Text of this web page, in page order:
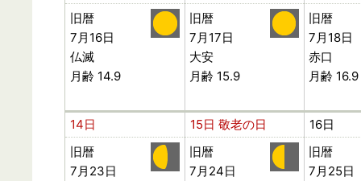
旧暦
7月16日
仏滅
月齢 14.9
旧暦
7月17日
大安
月齢 15.9
旧暦
7月18日
赤口
月齢 16.9
14日 15日 敬老の日
16日
旧暦
7月23日
旧暦
7月24日
旧暦
7月25日